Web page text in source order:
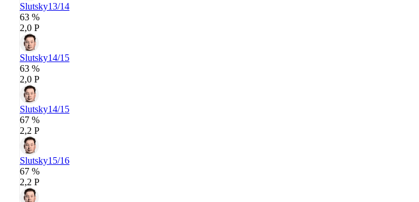
Slutsky13/14
63 %
2,0 P
Slutsky14/15
63 %
2,0 P
Slutsky14/15
67 %
2,2 P
Slutsky15/16
67 %
2,2 P